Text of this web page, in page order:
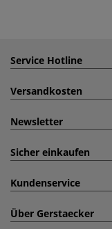
Service Hotline
Versandkosten
Newsletter
Sicher einkaufen
Kundenservice
Über Gerstaecker